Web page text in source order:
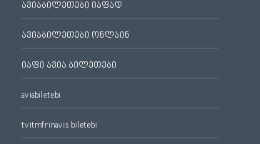
ავიაბილეთები იაფად
ავიაბილეთები ონლაინ
იაფი ავია ბილეთები
aviabiletebi
tvitmfrinavis biletebi